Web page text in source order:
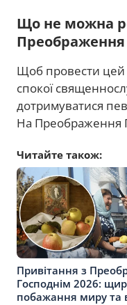
Що не можна
Преображення
Щоб провести цей
спокої
дотримуватися
На Преображення
Читайте також:
Привітання з
Господнім 2026:
побажання миру та